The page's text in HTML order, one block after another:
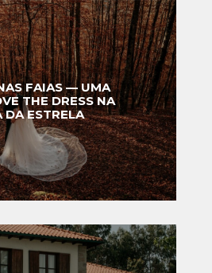
FAIAS — UMA
THE DRESS NA
DA ESTRELA